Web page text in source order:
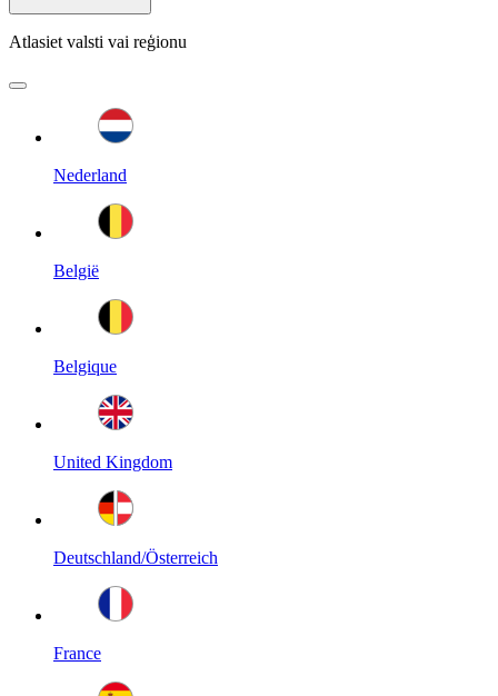
Atlasiet valsti vai reģionu
Nederland
België
Belgique
United Kingdom
Deutschland/Österreich
France